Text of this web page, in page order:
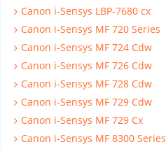
Canon i-Sensys LBP-7680 cx
Canon i-Sensys MF 720 Series
Canon i-Sensys MF 724 Cdw
Canon i-Sensys MF 726 Cdw
Canon i-Sensys MF 728 Cdw
Canon i-Sensys MF 729 Cdw
Canon i-Sensys MF 729 Cx
Canon i-Sensys MF 8300 Series